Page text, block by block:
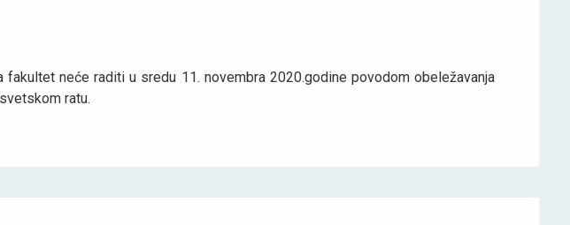
neće raditi u sredu 11. novembra 2020.godine povodom obeležavanja
ratu.